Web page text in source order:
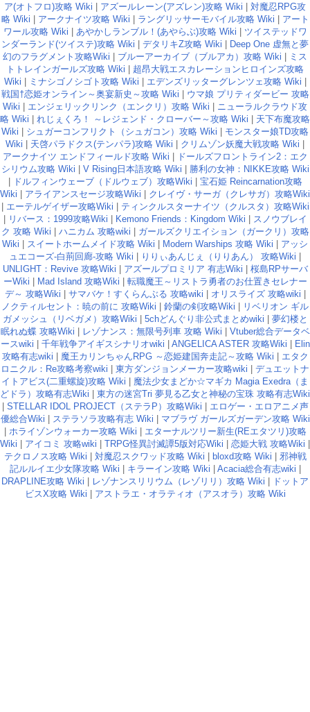
ア(オトフロ)攻略 Wiki | アズールレーン(アズレン)攻略 Wiki | 対魔忍RPG攻
略 Wiki | アークナイツ攻略 Wiki | ラングリッサーモバイル攻略 Wiki | アート
ワール攻略 Wiki | あやかしランブル！(あやらぶ)攻略 Wiki | ツイステッドワ
ンダーランド(ツイステ)攻略 Wiki | デタリキZ攻略 Wiki | Deep One 虚無と夢
幻のフラグメント攻略Wiki | ブルーアーカイブ（ブルアカ）攻略 Wiki | ミス
トトレインガールズ攻略 Wiki | 超昂大戦エスカレーションヒロインズ攻略
Wiki | ミナシゴノシゴト攻略 Wiki | エデンズリッターグレンツェ攻略 Wiki |
戦国†恋姫オンライン～奥宴新史～攻略 Wiki | ウマ娘 プリティダービー 攻略
Wiki | エンジェリックリンク（エンクリ）攻略 Wiki | ニューラルクラウド攻
略 Wiki | れじぇくろ！ ～レジェンド・クローバー～攻略 Wiki | 天下布魔攻略
Wiki | シュガーコンフリクト（シュガコン）攻略 Wiki | モンスター娘TD攻略
Wiki | 天啓パラドクス(テンパラ)攻略 Wiki | クリムゾン妖魔大戦攻略 Wiki |
アークナイツ エンドフィールド攻略 Wiki | ドールズフロントライン2：エク
シリウム攻略 Wiki | V Rising日本語攻略 Wiki | 勝利の女神：NIKKE攻略 Wiki
| ドルフィンウェーブ（ドルウェブ）攻略Wiki | 宝石姫 Reincarnation攻略
Wiki | アライアンスセージ攻略Wiki | クレイヴ・サーガ（クレサガ）攻略Wiki
| エーテルゲイザー攻略Wiki | ティンクルスターナイツ（クルスタ）攻略Wiki
| リバース：1999攻略Wiki | Kemono Friends：Kingdom Wiki | スノウブレイ
ク 攻略 Wiki | ハニカム 攻略wiki | ガールズクリエイション（ガークリ）攻略
Wiki | スイートホームメイド攻略 Wiki | Modern Warships 攻略 Wiki | アッシ
ュエコーズ-白荊回廊-攻略 Wiki | りりぃあんじぇ（りりあん） 攻略Wiki |
UNLIGHT：Revive 攻略Wiki | アズールプロミリア 有志Wiki | 桜島RPサーバ
ーWiki | Mad Island 攻略Wiki | 転職魔王～リストラ勇者のお仕置きセレナー
デ～ 攻略Wiki | サマバケ！すくらんぶる 攻略wiki | オリスライズ 攻略wiki |
ノクティルセント：暁の前に 攻略Wiki | 鈴蘭の剣攻略Wiki | リベリオン ギル
ガメッシュ（リベガメ）攻略Wiki | 5chどんぐり非公式まとめwiki | 夢幻楼と
眠れぬ蝶 攻略Wiki | レゾナンス：無限号列車 攻略 Wiki | Vtuber総合データベ
ースwiki | 千年戦争アイギスシナリオwiki | ANGELICA ASTER 攻略Wiki | Elin
攻略有志wiki | 魔王カリンちゃんRPG ～恋姫建国奔走記～攻略 Wiki | エタク
ロニクル：Re攻略考察wiki | 東方ダンジョンメーカー攻略wiki | デュエットナ
イトアビス(二重螺旋)攻略 Wiki | 魔法少女まどか☆マギカ Magia Exedra（ま
どドラ）攻略有志Wiki | 東方の迷宮Tri 夢見る乙女と神秘の宝珠 攻略有志Wiki
| STELLAR IDOL PROJECT（ステラP）攻略Wiki | エロゲー・エロアニメ声
優総合Wiki | ステラソラ攻略有志 Wiki | マブラヴ ガールズガーデン攻略 Wiki
| ホライゾンウォーカー攻略 Wiki | エターナルツリー新生(REエタツリ)攻略
Wiki | アイコミ 攻略wiki | TRPG怪異討滅譚5版対応Wiki | 恋姫大戦 攻略Wiki |
テクロノス攻略 Wiki | 対魔忍スクワッド攻略 Wiki | bloxd攻略 Wiki | 邪神戦
記ルルイエ少女隊攻略 Wiki | キラーイン攻略 Wiki | Acacia総合有志wiki |
DRAPLINE攻略 Wiki | レゾナンスリリウム（レゾリリ）攻略 Wiki | ドットア
ビスX攻略 Wiki | アストラエ・オラティオ（アスオラ）攻略 Wiki